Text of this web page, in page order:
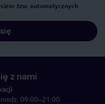
tzw. automatycznych
z nami
09:00–21:00